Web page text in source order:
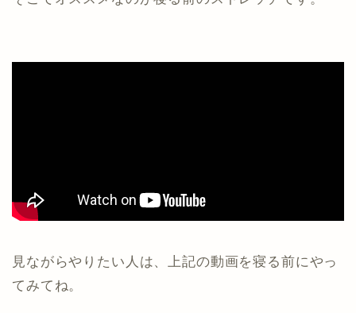
見ながらやりたい人は、上記の動画を寝る前にやっ
てみてね。